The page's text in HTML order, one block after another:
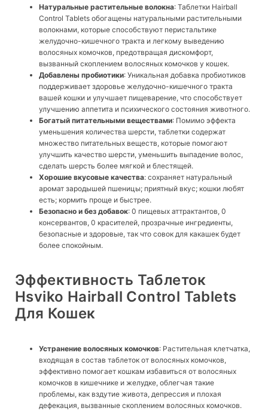
Натуральные растительные волокна: Таблетки Hairball
Control Tablets обогащены натуральными растительными
волокнами, которые способствуют перистальтике
желудочно-кишечного тракта и легкому выведению
волосяных комочков, предотвращая дискомфорт,
вызванный скоплением волосяных комочков у кошек.
Добавлены пробиотики: Уникальная добавка пробиотиков
поддерживает здоровье желудочно-кишечного тракта
вашей кошки и улучшает пищеварение, что способствует
улучшению аппетита и психического состояния животного.
Богатый питательными веществами: Помимо эффекта
уменьшения количества шерсти, таблетки содержат
множество питательных веществ, которые помогают
улучшить качество шерсти, уменьшить выпадение волос,
сделать шерсть более мягкой и блестящей.
Хорошие вкусовые качества: сохраняет натуральный
аромат зародышей пшеницы; приятный вкус; кошки любят
есть; кормить проще и быстрее.
Безопасно и без добавок: 0 пищевых аттрактантов, 0
консервантов, 0 красителей, прозрачные ингредиенты,
безопасные и здоровые, так что совок для какашек будет
более спокойным.
Эффективность Таблеток
Hsviko Hairball Control Tablets
Для Кошек
Устранение волосяных комочков: Растительная клетчатка,
входящая в состав таблеток от волосяных комочков,
эффективно помогает кошкам избавиться от волосяных
комочков в кишечнике и желудке, облегчая такие
проблемы, как вздутие живота, депрессия и плохая
дефекация, вызванные скоплением волосяных комочков.